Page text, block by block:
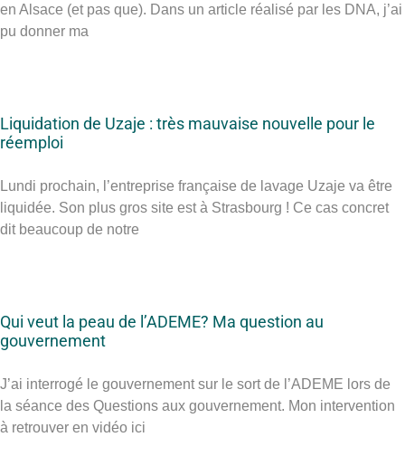
en Alsace (et pas que). Dans un article réalisé par les DNA, j’ai
pu donner ma
Liquidation de Uzaje : très mauvaise nouvelle pour le
réemploi
Lundi prochain, l’entreprise française de lavage Uzaje va être
liquidée. Son plus gros site est à Strasbourg ! Ce cas concret
dit beaucoup de notre
Qui veut la peau de l’ADEME? Ma question au
gouvernement
J’ai interrogé le gouvernement sur le sort de l’ADEME lors de
la séance des Questions aux gouvernement. Mon intervention
à retrouver en vidéo ici